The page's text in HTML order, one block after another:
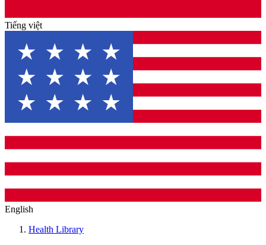
Tiếng việt
English
Health Library